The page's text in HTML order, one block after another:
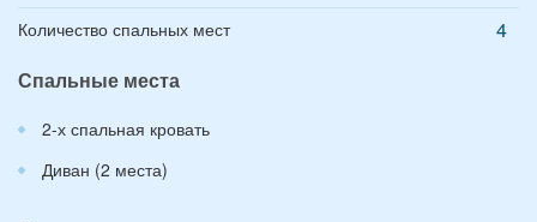
Количество спальных мест
4
Спальные места
2-х спальная кровать
Диван (2 места)